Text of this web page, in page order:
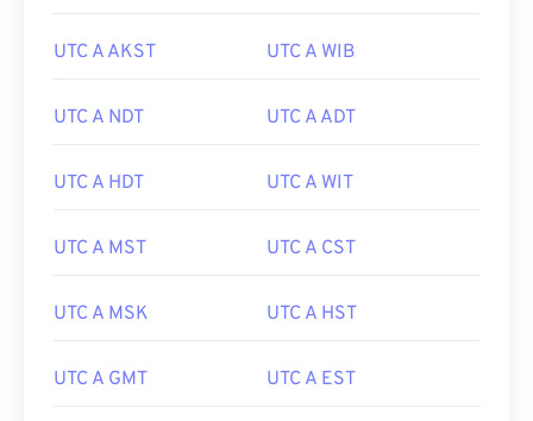
UTC A AKST UTC A WIB
UTC A NDT UTC A ADT
UTC A HDT UTC A WIT
UTC A MST UTC A CST
UTC A MSK UTC A HST
UTC A GMT UTC A EST